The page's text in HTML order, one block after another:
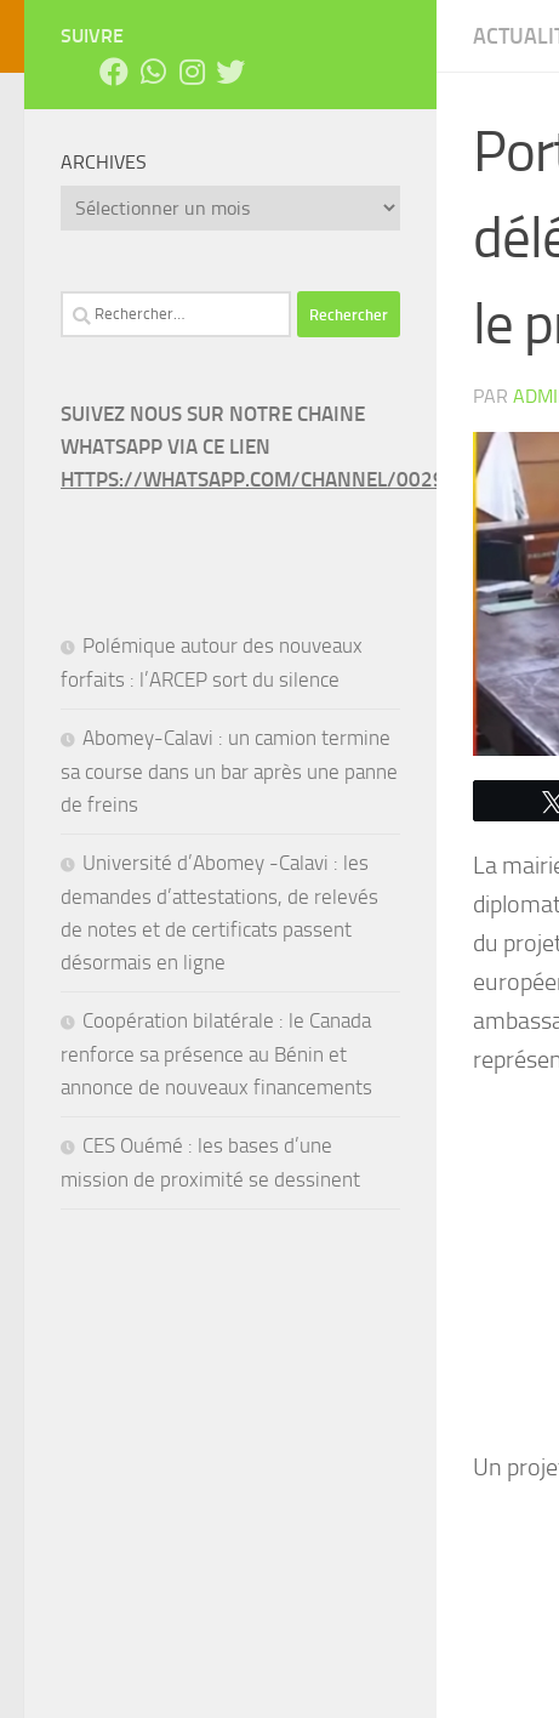
le
PAR
La
du
Un
SUIVRE
ARCHIVES
Archives
Rechercher :
SUIVEZ NOUS SUR NOTRE CHAINE
WHATSAPP VIA CE LIEN
HTTPS://WHATSAPP.COM/CHANNEL/
Polémique autour des nouveaux
forfaits : l’ARCEP sort du silence
Abomey-Calavi : un camion termine
sa course dans un bar après une panne
de freins
Université d’Abomey -Calavi : les
demandes d’attestations, de relevés
de notes et de certificats passent
désormais en ligne
Coopération bilatérale : le Canada
renforce sa présence au Bénin et
annonce de nouveaux financements
CES Ouémé : les bases d’une
mission de proximité se dessinent